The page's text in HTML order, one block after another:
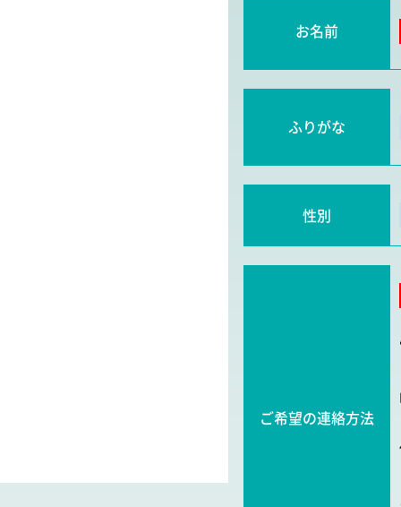
お名前
ふりがな
性別
ご希望の連絡方法